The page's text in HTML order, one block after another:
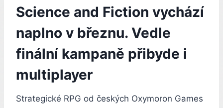
Science and Fiction vychází
naplno v březnu. Vedle
finální kampaně přibyde i
multiplayer
Strategické RPG od českých Oxymoron Games